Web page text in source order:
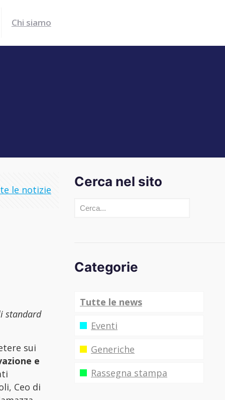
Chi siamo
le notizie
standard
sui
e
Ceo di
Cerca nel sito
Cerca
Categorie
Tutte le news
Eventi
Generiche
Rassegna stampa